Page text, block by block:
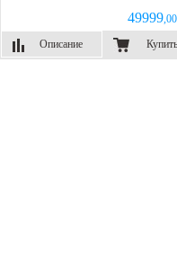
49999
Описание
Купить